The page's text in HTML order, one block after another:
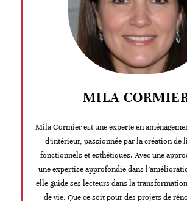
MILA
Mila Cormier est une experte en
d’intérieur, passionnée par la création de
fonctionnels et esthétiques. Avec une
une expertise approfondie dans
elle guide ses lecteurs dans la
de vie. Que ce soit pour des projets de